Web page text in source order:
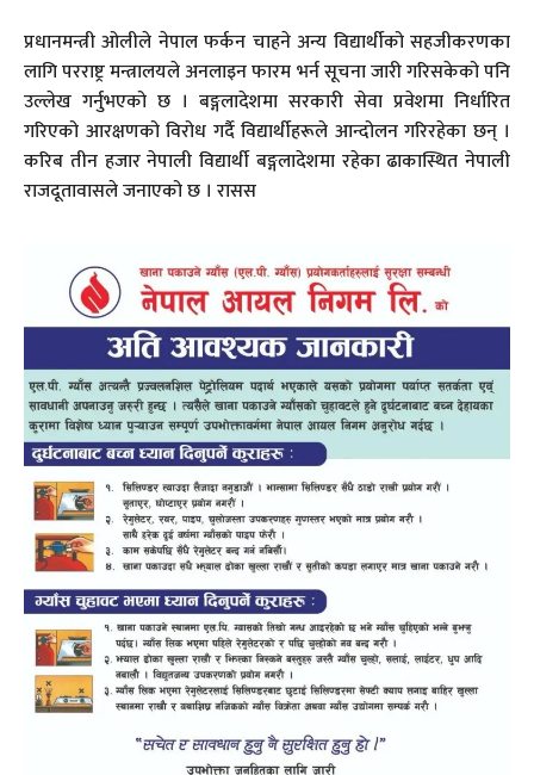
प्रधानमन्त्री ओलीले नेपाल फर्कन चाहने अन्य विद्यार्थीको सहजीकरणका
लागि परराष्ट्र मन्त्रालयले अनलाइन फारम भर्न सूचना जारी गरिसकेको पनि
उल्लेख गर्नुभएको छ । बङ्गलादेशमा सरकारी सेवा प्रवेशमा निर्धारित
गरिएको आरक्षणको विरोध गर्दै विद्यार्थीहरूले आन्दोलन गरिरहेका छन् ।
करिब तीन हजार नेपाली विद्यार्थी बङ्गलादेशमा रहेका ढाकास्थित नेपाली
राजदूतावासले जनाएको छ । रासस